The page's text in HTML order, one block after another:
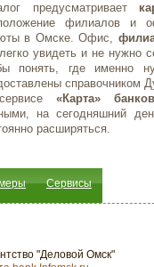
предусматривает
филиалов и
в Омске. Офис,
увидеть и не нужно
понять, где именно
справочником
«Карта» банков
на сегодняшний
расширяться.
Сервисы
"Деловой Омск"